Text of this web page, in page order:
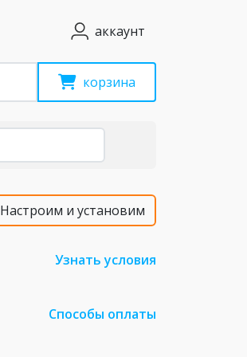
аккаунт
корзина
Настроим и установим
Узнать условия
Способы оплаты